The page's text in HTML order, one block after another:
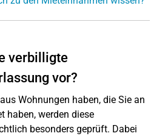
verbilligte
vor?
Wohnungen haben, die Sie an
haben, werden diese
besonders geprüft. Dabei